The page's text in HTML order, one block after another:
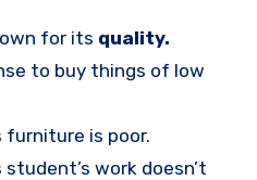
for its quality.
to buy things of low
is poor.
work doesn’t